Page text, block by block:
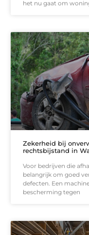
het nu gaat om
Zekerheid bij
rechtsbijstand in
Voor bedrijven die
belangrijk om goed
defecten. Een
bescherming tegen